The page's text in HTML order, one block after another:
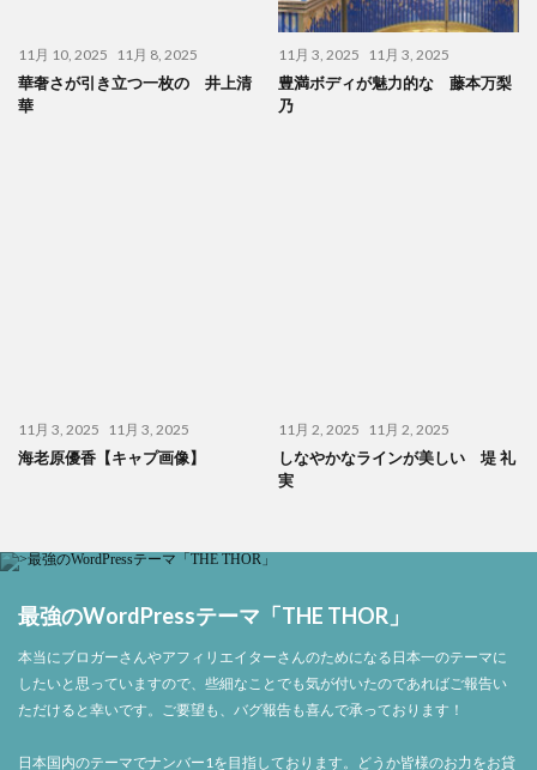
11月 10, 2025 11月 8, 2025
華奢さが引き立つ一枚の 井上清
華
11月 3, 2025 11月 3, 2025
豊満ボディが魅力的な 藤本万梨
乃
11月 3, 2025 11月 3, 2025
海老原優香【キャプ画像】
11月 2, 2025 11月 2, 2025
しなやかなラインが美しい 堤 礼
実
最強のWordPressテーマ「THE THOR」
本当にブロガーさんやアフィリエイターさんのためになる日本一のテーマに
したいと思っていますので、些細なことでも気が付いたのであればご報告い
ただけると幸いです。ご要望も、バグ報告も喜んで承っております！
日本国内のテーマでナンバー1を目指しております。どうか皆様のお力をお貸